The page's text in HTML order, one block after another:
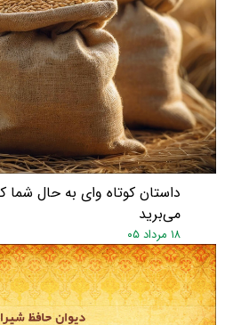
داستان کوتاه وای به حال شما
می‌برید
۱۸ مرداد ۰۵